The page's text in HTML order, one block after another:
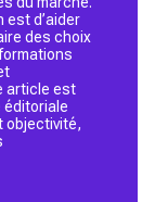
est d’aider
des choix
article est
éditoriale
objectivité,